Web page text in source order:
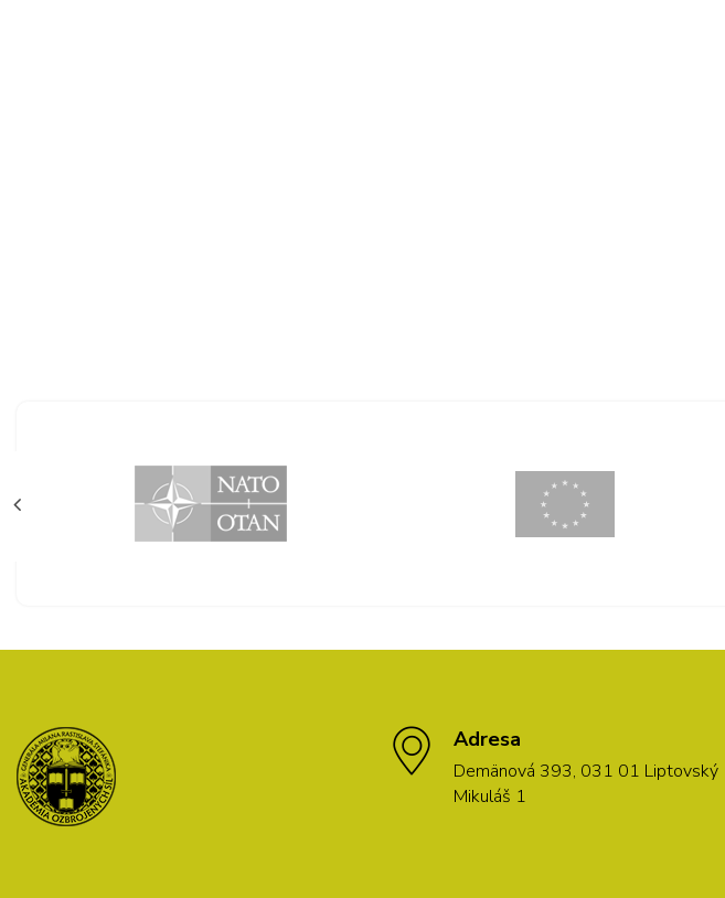
Adresa
Demänová 393, 031 01 Liptovský
Mikuláš 1